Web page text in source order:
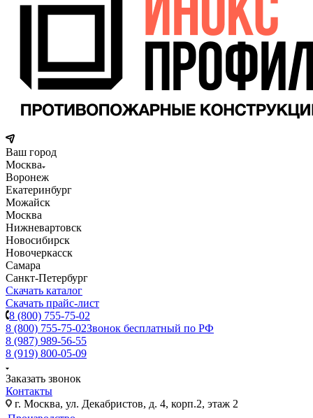
Ваш город
Москва
Воронеж
Екатеринбург
Можайск
Москва
Нижневартовск
Новосибирск
Новочеркасск
Самара
Санкт-Петербург
Скачать каталог
Скачать прайс-лист
8 (800) 755-75-02
8 (800) 755-75-02Звонок бесплатный по РФ
8 (987) 989-56-55
8 (919) 800-05-09
Заказать звонок
Контакты
г. Москва, ул. Декабристов, д. 4, корп.2, этаж 2